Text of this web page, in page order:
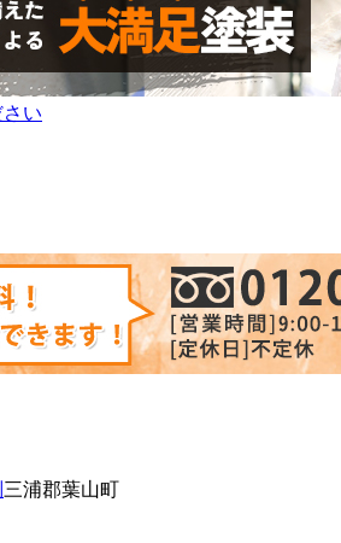
三浦郡葉山町